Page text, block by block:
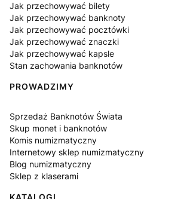
Jak przechowywać bilety
Jak przechowywać banknoty
Jak przechowywać pocztówki
Jak przechowywać znaczki
Jak przechowywać kapsle
Stan zachowania banknotów
PROWADZIMY
Sprzedaż Banknotów Świata
Skup monet i banknotów
Komis numizmatyczny
Internetowy sklep numizmatyczny
Blog numizmatyczny
Sklep z klaserami
KATALOGI